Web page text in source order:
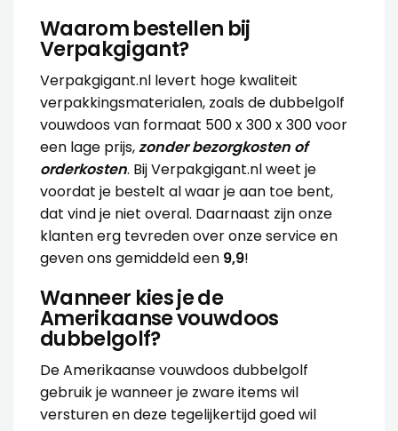
Waarom bestellen bij
Verpakgigant?
Verpakgigant.nl levert hoge kwaliteit
verpakkingsmaterialen, zoals de dubbelgolf
vouwdoos van formaat 500 x 300 x 300 voor
een lage prijs,zonder bezorgkosten of
orderkosten. Bij Verpakgigant.nl weet je
voordat je bestelt al waar je aan toe bent,
dat vind je niet overal. Daarnaast zijn onze
klanten erg tevreden over onze service en
geven ons gemiddeld een 9,9!
Wanneer kies je de
Amerikaanse vouwdoos
dubbelgolf?
De Amerikaanse vouwdoos dubbelgolf
gebruik je wanneer je zware items wil
versturen en deze tegelijkertijd goed wil